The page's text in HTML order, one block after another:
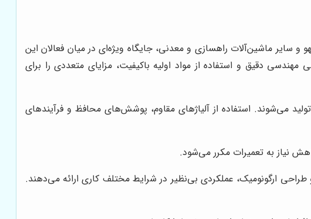
و سایر ماشین‌آلات راهسازی و معدنی، جایگاه ویژه‌ای در میان فعالان این
دقیق و استفاده از مواد اولیه باکیفیت، مزایای متعددی را برای
می‌شوند. استفاده از آلیاژهای مقاوم، پوشش‌های محافظ و فرآیندهای
نیاز به تعمیرات مکرر می‌شود.
طراحی ارگونومیک، عملکردی بی‌نظیر در شرایط مختلف کاری ارائه می‌دهند.